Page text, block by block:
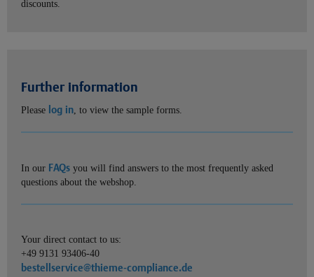
discounts.
Further information
Please log in, to view the sample forms.
In our FAQs you will find answers to the most frequently asked
questions about the webshop.
Your direct contact to us:
+49 9131 93406-40
bestellservice@thieme-compliance.de